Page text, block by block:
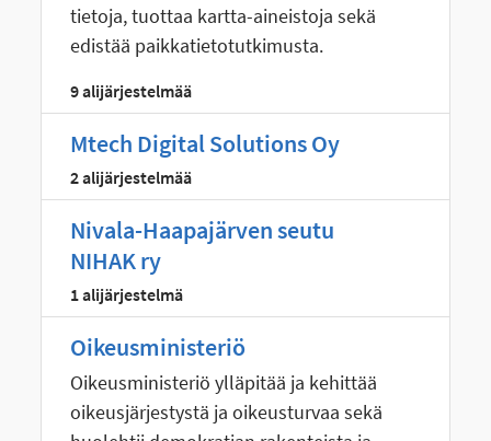
tietoja, tuottaa kartta-aineistoja sekä
edistää paikkatietotutkimusta.
9 alijärjestelmää
Mtech Digital Solutions Oy
2 alijärjestelmää
Nivala-Haapajärven seutu
NIHAK ry
1 alijärjestelmä
Oikeusministeriö
Oikeusministeriö ylläpitää ja kehittää
oikeusjärjestystä ja oikeusturvaa sekä